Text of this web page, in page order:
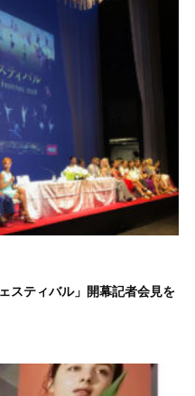
スティバル」開幕記者会見を